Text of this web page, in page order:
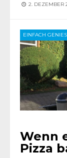
2. DEZEMBER
EINFACH
Wenn
Pizza